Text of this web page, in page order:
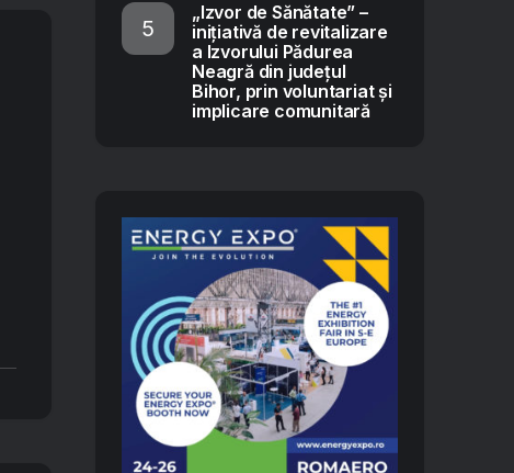
„Izvor de Sănătate” –
inițiativă de revitalizare
a Izvorului Pădurea
Neagră din județul
Bihor, prin voluntariat și
implicare comunitară